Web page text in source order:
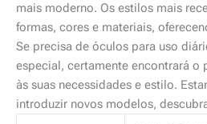
mais moderno. Os estilos mais
formas, cores e materiais,
Se precisa de óculos para uso
especial, certamente encontrará o
às suas necessidades e estilo.
introduzir novos modelos,